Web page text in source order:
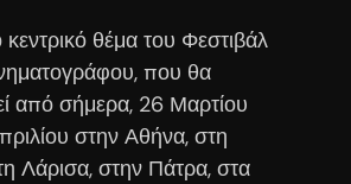
κεντρικό θέμα του Φεστιβάλ
που θα
από σήμερα, 26 Μαρτίου
στην Αθήνα, στη
Λάρισα, στην Πάτρα, στα